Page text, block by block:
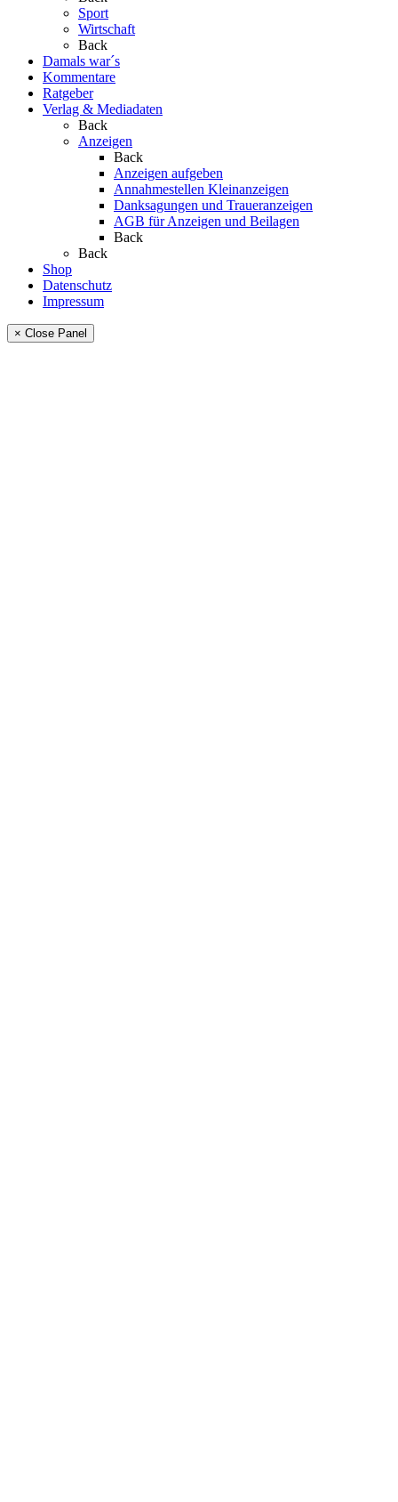
Sport
Wirtschaft
Back
Damals war´s
Kommentare
Ratgeber
Verlag & Mediadaten
Back
Anzeigen
Back
Anzeigen aufgeben
Annahmestellen Kleinanzeigen
Danksagungen und Traueranzeigen
AGB für Anzeigen und Beilagen
Back
Back
Shop
Datenschutz
Impressum
× Close Panel